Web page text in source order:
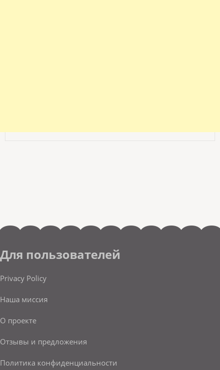
Для пользователей
Privacy Policy
Наша миссия
О проекте
Отзывы и предложения
Политика конфиденциальности